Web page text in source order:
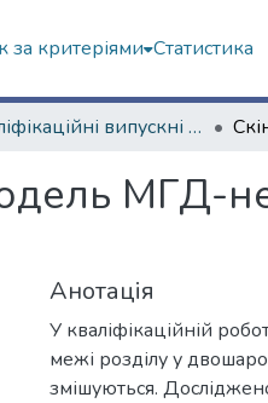
за критеріями Статистика
Кваліфікаційні випускні роботи бакалаврів. Факультет математики і інформатики
МГД-
Анотація
У кваліфікаційній
межі розділу у
змішуються.